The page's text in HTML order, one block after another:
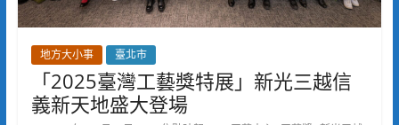
地方大小事 臺北市
「2025臺灣工藝獎特展」新光三越信
義新天地盛大登場